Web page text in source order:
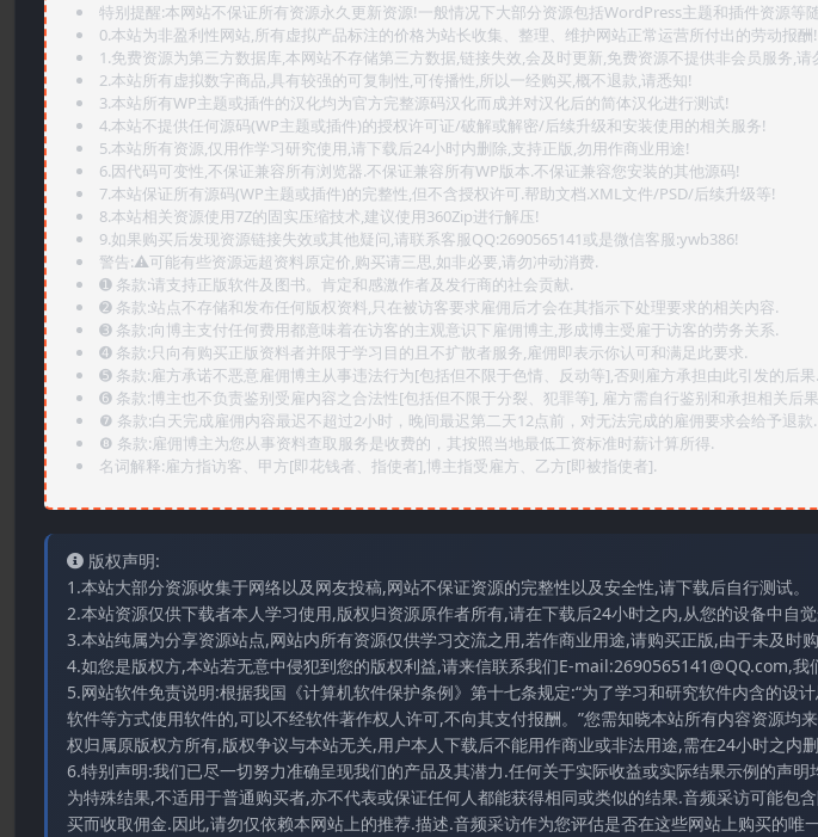
特别提醒:本网站不保证所有资源永久更新资源!一般情况下大部分资源包括WordPress主题和插件资源等
0.本站为非盈利性网站,所有虚拟产品标注的价格为站长收集、整理、维护网站正常运营所付出的劳动报酬!
1.免费资源为第三方数据库,本网站不存储第三方数据,链接失效,会及时更新,免费资源不提供非会员服务,
2.本站所有虚拟数字商品,具有较强的可复制性,可传播性,所以一经购买,概不退款,请悉知!
3.本站所有WP主题或插件的汉化均为官方完整源码汉化而成并对汉化后的简体汉化进行测试!
4.本站不提供任何源码(WP主题或插件)的授权许可证/破解或解密/后续升级和安装使用的相关服务!
5.本站所有资源,仅用作学习研究使用,请下载后24小时内删除,支持正版,勿用作商业用途!
6.因代码可变性,不保证兼容所有浏览器.不保证兼容所有WP版本.不保证兼容您安装的其他源码!
7.本站保证所有源码(WP主题或插件)的完整性,但不含授权许可.帮助文档.XML文件/PSD/后续升级等!
8.本站相关资源使用7Z的固实压缩技术,建议使用360Zip进行解压!
9.如果购买后发现资源链接失效或其他疑问,请联系客服QQ:2690565141或是微信客服:ywb386!
警告:⚠️可能有些资源远超资料原定价,购买请三思,如非必要,请勿冲动消费.
➊️ 条款:请支持正版软件及图书。肯定和感激作者及发行商的社会贡献.
➋️ 条款:站点不存储和发布任何版权资料,只在被访客要求雇佣后才会在其指示下处理要求的相关内容.
➌️ 条款:向博主支付任何费用都意味着在访客的主观意识下雇佣博主,形成博主受雇于访客的劳务关系.
➍️ 条款:只向有购买正版资料者并限于学习目的且不扩散者服务,雇佣即表示你认可和满足此要求.
➎ 条款:雇方承诺不恶意雇佣博主从事违法行为[包括但不限于色情、反动等],否则雇方承担由此引发的后果.
➏️ 条款:博主也不负责鉴别受雇内容之合法性[包括但不限于分裂、犯罪等], 雇方需自行鉴别和承担相关后
❼ 条款:白天完成雇佣内容最迟不超过2小时，晚间最迟第二天12点前，对无法完成的雇佣要求会给予退款.
❽ 条款:雇佣博主为您从事资料查取服务是收费的，其按照当地最低工资标准时薪计算所得.
名词解释:雇方指访客、甲方[即花钱者、指使者],博主指受雇方、乙方[即被指使者].
版权声明:
1.本站大部分资源收集于网络以及网友投稿,网站不保证资源的完整性以及安全性,请下载后自行测试。
2.本站资源仅供下载者本人学习使用,版权归资源原作者所有,请在下载后24小时之内,从您的设备中自觉
3.本站纯属为分享资源站点,网站内所有资源仅供学习交流之用,若作商业用途,请购买正版,由于未及时
4.如您是版权方,本站若无意中侵犯到您的版权利益,请来信联系我们E-mail:2690565141@QQ.com,我
5.网站软件免责说明:根据我国《计算机软件保护条例》第十七条规定:“为了学习和研究软件内含的设
软件等方式使用软件的,可以不经软件著作权人许可,不向其支付报酬。”您需知晓本站所有内容资源均
权归属原版权方所有,版权争议与本站无关,用户本人下载后不能用作商业或非法用途,需在24小时之内
6.特别声明:我们已尽一切努力准确呈现我们的产品及其潜力.任何关于实际收益或实际结果示例的声
为特殊结果,不适用于普通购买者,亦不代表或保证任何人都能获得相同或类似的结果.音频采访可能包
买而收取佣金.因此,请勿仅依赖本网站上的推荐.描述.音频采访作为您评估是否在这些网站上购买的唯